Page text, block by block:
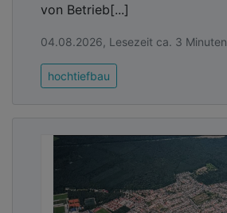
von Betrieb[...]
04.08.2026, Lesezeit ca. 3 Minuten
hochtiefbau